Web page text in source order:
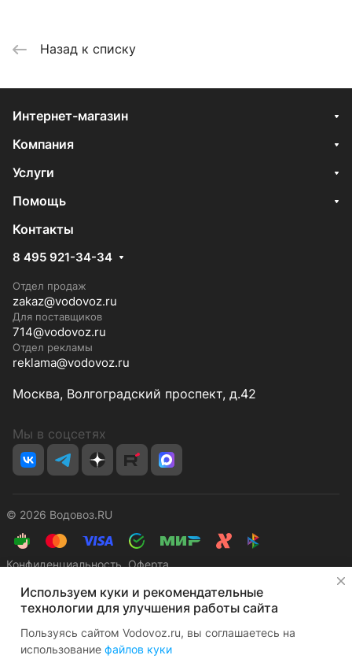
Назад к списку
Интернет-магазин
Компания
Услуги
Помощь
Контакты
8 495 921-34-34
Отдел продаж
zakaz@vodovoz.ru
Для поставщиков
714@vodovoz.ru
Отдел рекламы
reklama@vodovoz.ru
Москва, Волгоградский проспект, д.42
Мы в соцсетях
© 2026 Водовоз.RU
КонфиденциальностьОферта
Используем куки и рекомендательные
технологии для улучшения работы сайта
Пользуясь сайтом Vodovoz.ru, вы соглашаетесь на
использование файлов куки